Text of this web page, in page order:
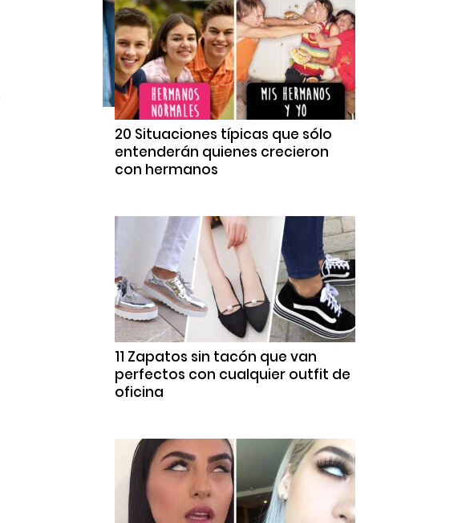
20 Situaciones típicas que sólo
entenderán quienes crecieron
con hermanos
11 Zapatos sin tacón que van
perfectos con cualquier outfit de
oficina